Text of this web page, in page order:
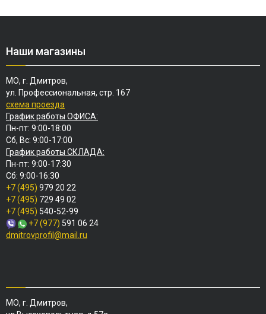
Наши магазины
МО, г. Дмитров,
ул. Профессиональная, стр. 167
схема проезда
График работы ОФИСА:
Пн-пт: 9:00-18:00
Сб, Вс: 9:00-17:00
График работы СКЛАДА:
Пн-пт: 9:00-17:30
Сб: 9:00-16:30
+7 (495) 979 20 22
+7 (495) 729 49 02
+7 (495) 540-52-99
+7 (977) 591 06 24
dmitrovprofil@mail.ru
МО, г. Дмитров,